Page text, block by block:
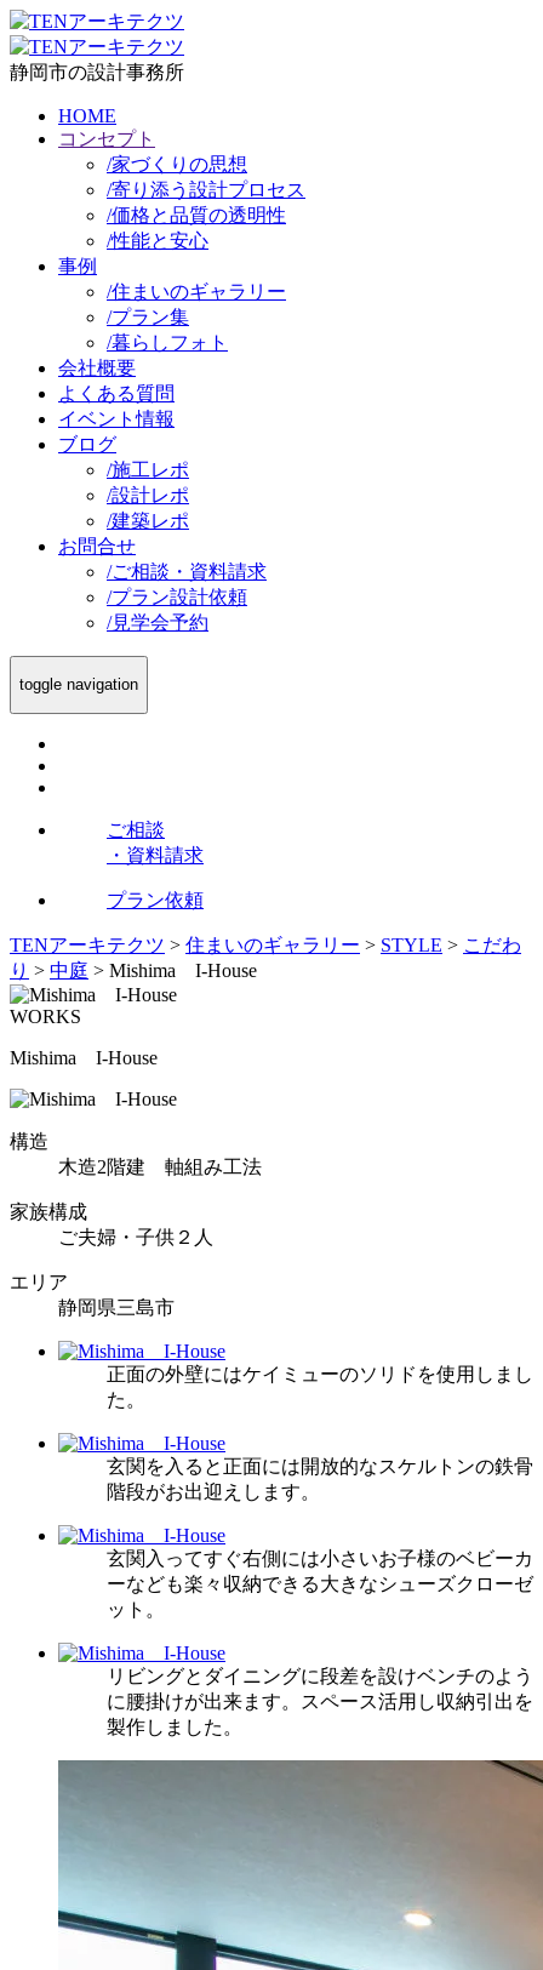
静岡市の設計事務所
HOME
コンセプト
/家づくりの思想
/寄り添う設計プロセス
/価格と品質の透明性
/性能と安心
事例
/住まいのギャラリー
/プラン集
/暮らしフォト
会社概要
よくある質問
イベント情報
ブログ
/施工レポ
/設計レポ
/建築レポ
お問合せ
/ご相談・資料請求
/プラン設計依頼
/見学会予約
toggle navigation
ご相談
・資料請求
プラン依頼
TENアーキテクツ > 住まいのギャラリー > STYLE > こだわ
り > 中庭 > Mishima I-House
WORKS
Mishima I-House
構造
木造2階建 軸組み工法
家族構成
ご夫婦・子供２人
エリア
静岡県三島市
正面の外壁にはケイミューのソリドを使用しまし
た。
玄関を入ると正面には開放的なスケルトンの鉄骨
階段がお出迎えします。
玄関入ってすぐ右側には小さいお子様のベビーカ
ーなども楽々収納できる大きなシューズクローゼ
ット。
リビングとダイニングに段差を設けベンチのよう
に腰掛けが出来ます。スペース活用し収納引出を
製作しました。